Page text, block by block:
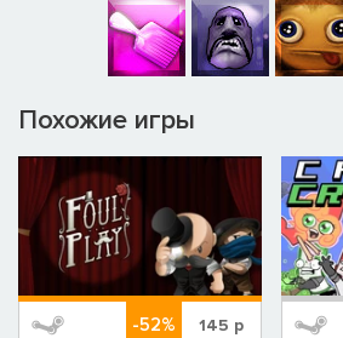
Похожие игры
-52% 145 р